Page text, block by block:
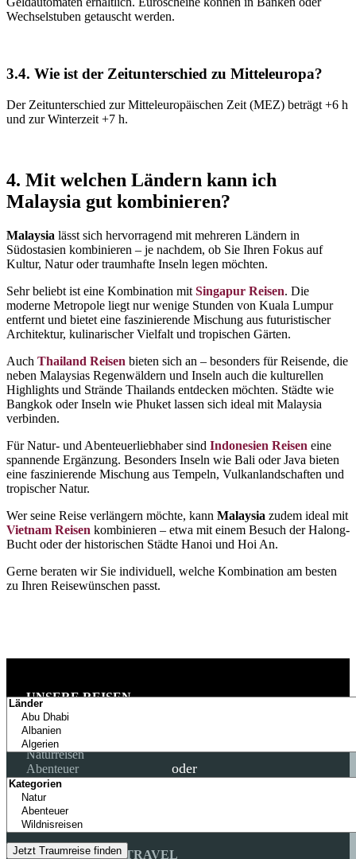
oder
Wechselstuben getauscht werden.
3.4. Wie ist der Zeitunterschied zu Mitteleuropa?
Der Zeitunterschied zur Mitteleuropäischen Zeit (MEZ) beträgt +6 h
und zur Winterzeit +7 h.
4. Mit welchen Ländern kann ich
Malaysia gut kombinieren?
Malaysia lässt sich hervorragend mit mehreren Ländern in
Südostasien kombinieren – je nachdem, ob Sie Ihren Fokus auf
Kultur, Natur oder traumhafte Inseln legen möchten.
Sehr beliebt ist eine Kombination mit Singapur Reisen. Die
moderne Metropole liegt nur wenige Stunden von Kuala Lumpur
entfernt und bietet eine faszinierende Mischung aus futuristischer
Architektur, kulinarischer Vielfalt und tropischen Gärten.
Auch Thailand Reisen bieten sich an – besonders für Reisende, die
neben Malaysias Regenwäldern und Inseln auch die kulturellen
Highlights und Strände Thailands entdecken möchten. Städte wie
Bangkok oder Inseln wie Phuket lassen sich ideal mit Malaysia
verbinden.
Für Natur- und Abenteuerliebhaber sind Indonesien Reisen eine
spannende Ergänzung. Besonders Inseln wie Bali oder Java bieten
eine faszinierende Mischung aus Tempeln, Vulkanlandschaften und
tropischer Natur.
Wer seine Reise verlängern möchte, kann Malaysia zudem ideal mit
Vietnam Reisen kombinieren – etwa mit einem Besuch der Halong-
Bucht oder der historischen Städte Hanoi und Hoi An.
Gerne beraten wir Sie individuell, welche Kombination am besten
zu Ihren Reisewünschen passt.
UNSERE REISEN
Tierreisen
Nordlichter
Wale & Delfine
Naturreisen
Abenteuer
Polarreisen
Wildnisreisen
Vogelreisen
Big Five
ÜBER COLIBRI TRAVEL